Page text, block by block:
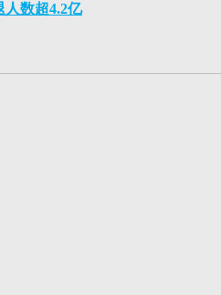
人数超4.2亿